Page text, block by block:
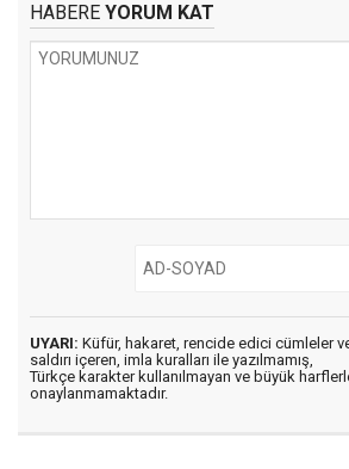
HABERE YORUM KAT
UYARI: Küfür, hakaret, rencide edici cümleler
saldırı içeren, imla kuralları ile yazılmamış,
Türkçe karakter kullanılmayan ve büyük
onaylanmamaktadır.